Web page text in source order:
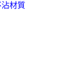
材質